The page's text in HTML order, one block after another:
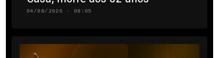
04/08/2026 · 08:05